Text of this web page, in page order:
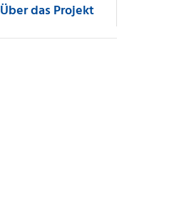
Über das Projekt